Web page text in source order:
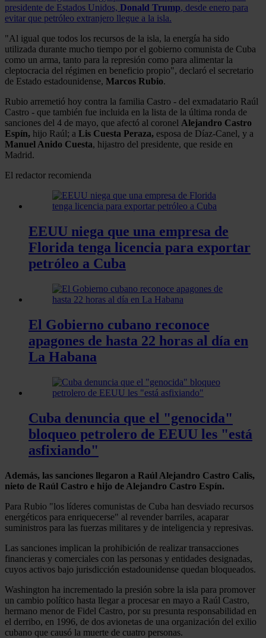
presidente de Estados Unidos, Donald Trump, desde enero para
evitar que petróleo extranjero llegue a la isla.
"Al igual que todos los recursos de la isla, la energía ha sido
utilizada durante mucho tiempo por el gobierno comunista de Cuba
como un arma, tanto para la represión como para alimentar la
cleptocracia del régimen en beneficio propio", declaró el secretario
de Estado estadounidense, Marcos Rubio.
Rubio arremetió hoy contra la familia Castro - del exmadatario Raúl
Castro - que también fue incluida en la lista de la última ronda de
sanciones del 4 de mayo, que afectó al coronel Alejandro Castro
Espín, hijo Raúl; a Lis Cuesta Peraza, esposa de Díaz‑Canel, y a
Manuel Anido Cuesta, hijastro del presidente, que reside en
Madrid.
El redactor recomienda
EEUU niega que una empresa de
Florida tenga licencia para exportar
petróleo a Cuba
El Gobierno cubano reconoce
apagones de hasta 22 horas al día en
La Habana
Cuba denuncia que el "genocida"
bloqueo petrolero de EEUU les "está
asfixiando"
Además, las sanciones llegaron a Raúl Alejandro Castro Calis,
nieto de Raúl Castro e hijo de Alejandro Castro Espín.
Para Rubio "los líderes comunistas de Cuba han desviado recursos
energéticos para enriquecerse" al revender barriles, acaparar
suministros para las fuerzas militares y de inteligencia y represivas.
Las sanciones implican la prohibición de realizar transacciones
financieras y comerciales con las personas y entidades designadas,
cuyos activos bajo jurisdicción estadounidense quedan bloqueados.
Washington ha incrementado la presión sobre la isla para promover
un cambio político hasta llegar a procesar en mayo a Raúl Castro,
hermano menor de Fidel Castro, por su presunta responsabilidad en
el derribo, en 1996, de dos avionetas de una organización del exilio
cubano que causó la muerte de cuatro personas.